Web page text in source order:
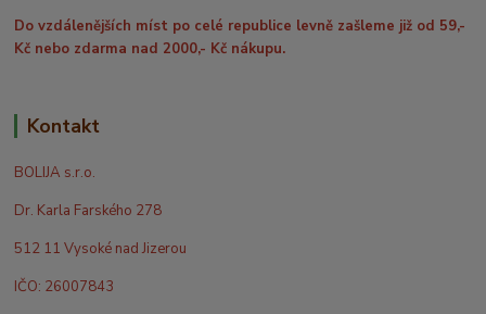
Do vzdálenějších míst po celé republice levně zašleme již od 59,-
Kč nebo zdarma nad 2000,- Kč nákupu.
Kontakt
BOLIJA s.r.o.
Dr. Karla Farského 278
512 11 Vysoké nad Jizerou
IČO: 26007843